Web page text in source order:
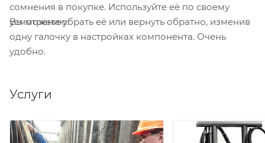
сомнения в покупке. Используйте её по своему
усмотрению.
Вы можете убрать её или вернуть обратно, изменив
одну галочку в настройках компонента. Очень
удобно.
Услуги